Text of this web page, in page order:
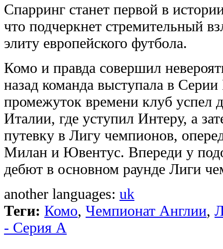
Спарринг станет первой в
что подчеркнет стремительный
элиту европейского футбола.
Комо и правда совершил
назад команда выступала в
промежуток времени клуб успел
Италии, где уступил Интеру, а
путевку в Лигу чемпионов,
Милан и Ювентус. Впереди у
дебют в основном раунде Лиги
another languages: uk
Теги: Комо, Чемпионат Англии,
- Серия А